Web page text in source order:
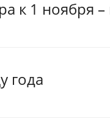
к 1 ноября
года